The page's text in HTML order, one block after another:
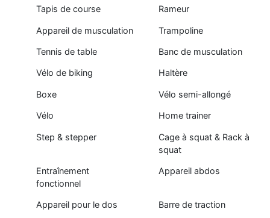
Tapis de course Rameur
Appareil de musculation Trampoline
Tennis de table Banc de musculation
Vélo de biking Haltère
Boxe Vélo semi-allongé
Vélo Home trainer
Step & stepper
Cage à squat & Rack à
squat
Entraînement
fonctionnel
Appareil abdos
Appareil pour le dos Barre de traction